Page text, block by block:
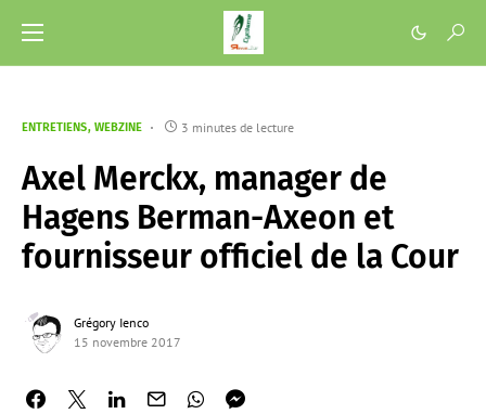
ENTRETIENS WEBZINE 3 minutes de lecture
Axel Merckx, manager de
Hagens Berman-Axeon et
fournisseur officiel de la Cour
Grégory Ienco
15 novembre 2017